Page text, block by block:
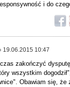
i do
19.06.2015 10:47
zakończyć
wszystkim
Obawiam się, że